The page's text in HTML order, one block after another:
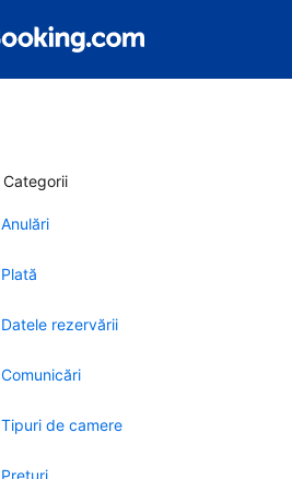
Categorii
Anulări
Plată
Datele rezervării
Comunicări
Tipuri de camere
Preţuri